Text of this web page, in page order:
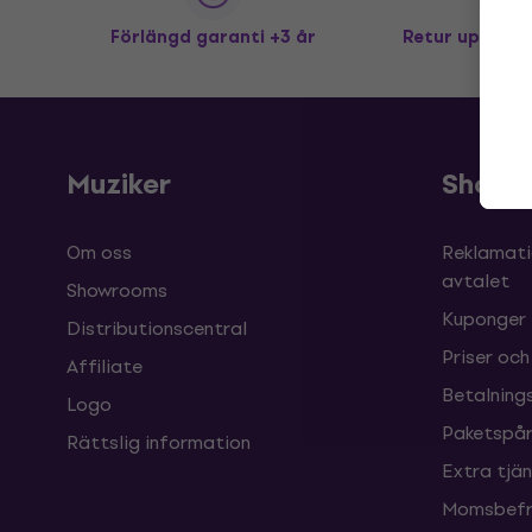
Förlängd garanti +3 år Retur upp till
Muziker
Om oss
Showrooms
Distributionscentral
Affiliate
Logo
Rättslig information
avtalet
Kuponger
Priser
Extra